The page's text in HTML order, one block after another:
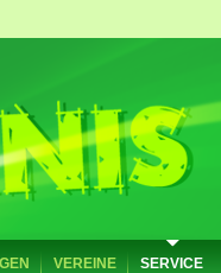
VEREINE SERVICE